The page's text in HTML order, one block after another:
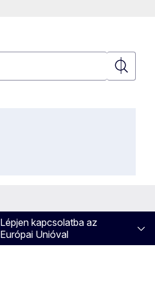
Keresés
Lépjen kapcsolatba az
Európai Unióval